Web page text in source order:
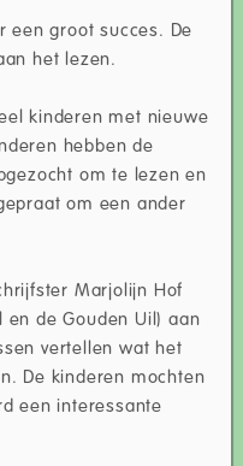
een groot succes. De
het lezen.
kinderen met nieuwe
hebben de
om te lezen en
om een ander
Marjolijn Hof
de Gouden Uil) aan
vertellen wat het
De kinderen mochten
een interessante